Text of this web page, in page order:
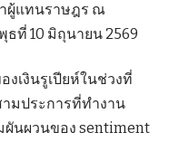
ผู้แทนราษฎร ณ
ธที่ 10 มิถุนายน 2569
เงินรูเปียห์ในช่วงที่
มประการที่ทำงาน
ผันผวนของ sentiment